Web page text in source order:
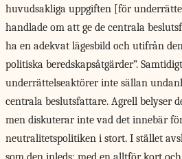
huvudsakliga uppgiften [för
handlade om att ge de centrala
ha en adekvat lägesbild och utifrån
politiska beredskapsåtgärder”.
underrättelseaktörer inte sällan
centrala beslutsfattare. Agrell belyser
men diskuterar inte vad det innebär
neutralitetspolitiken i stort. I stället